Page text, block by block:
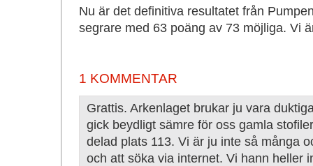
Nu är det definitiva resultatet från
segrare med 63 poäng av 73 möjliga. Vi
1 KOMMENTAR
Grattis. Arkenlaget brukar ju vara
gick beydligt sämre för oss gamla
delad plats 113. Vi är ju inte så många
och att söka via internet. Vi hann heller